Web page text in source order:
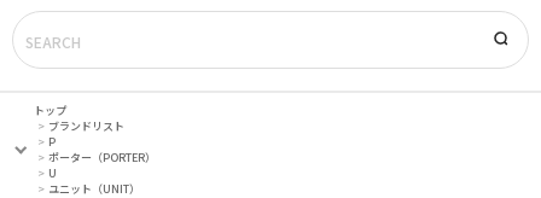
トップ
ブランドリスト
P
ポーター（PORTER）
U
ユニット（UNIT）